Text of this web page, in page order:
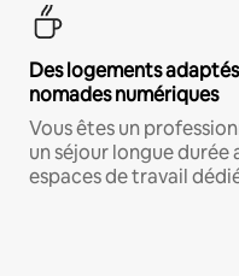
Des logements
nomades numériques
Vous êtes un
un séjour longue
espaces de travail